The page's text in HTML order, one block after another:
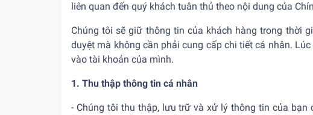
liên quan đến quý khách tuân thủ theo nội dung của
Chúng tôi sẽ giữ thông tin của khách hàng trong thời
duyệt mà không cần phải cung cấp chi tiết cá nhân.
vào tài khoản của mình.
1. Thu thập thông tin cá nhân
- Chúng tôi thu thập, lưu trữ và xử lý thông tin của